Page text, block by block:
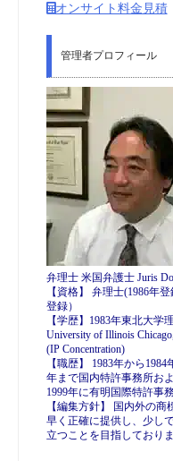
オンサイト料金見積
管理者プロフィール
弁理士 米国弁護士 Juris
【資格】 弁理士(1986年
登録）
【学歴】1983年東北大学
University of Illinois
(IP Concentration)
【職歴】 1983年から
年まで国内特許事務所お
1999年に有明国際特許事
【編集方針】 国内外の
早く正確に提供し、少し
立つことを目指しておりま